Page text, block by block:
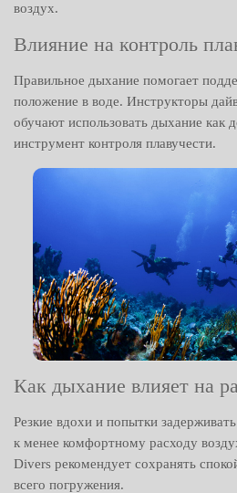
воздух.
Влияние на контроль
Правильное дыхание помогает
положение в воде. Инструкторы
обучают использовать дыхание как
инструмент контроля плавучести.
Как дыхание влияет на
Резкие вдохи и попытки
к менее комфортному расходу
Divers рекомендует сохранять
всего погружения.